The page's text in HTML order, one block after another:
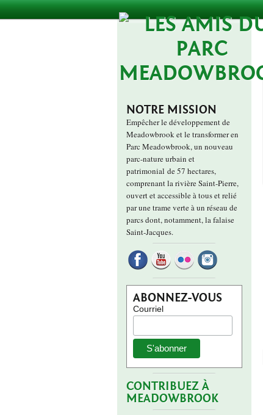
NOTRE MISSION
Empêcher le développement de
Meadowbrook et le transformer en
Parc Meadowbrook, un nouveau
parc-nature urbain et
patrimonial de 57 hectares,
comprenant la rivière Saint-Pierre,
ouvert et accessible à tous et relié
par une trame verte à un réseau de
parcs dont, notamment, la falaise
Saint-Jacques.
ABONNEZ-VOUS
Courriel
CONTRIBUEZ À
MEADOWBROOK